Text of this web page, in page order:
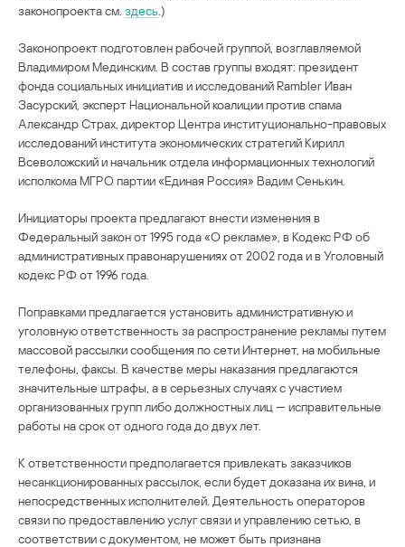
законопроекта см. здесь .)
Законопроект подготовлен рабочей группой, возглавляемой
Владимиром Мединским. В состав группы входят: президент
фонда социальных инициатив и исследований Rambler Иван
Засурский, эксперт Национальной коалиции против спама
Александр Страх, директор Центра институционально-правовых
исследований института экономических стратегий Кирилл
Всеволожский и начальник отдела информационных технологий
исполкома МГРО партии «Единая Россия» Вадим Сенькин.
Инициаторы проекта предлагают внести изменения в
Федеральный закон от 1995 года «О рекламе», в Кодекс РФ об
административных правонарушениях от 2002 года и в Уголовный
кодекс РФ от 1996 года.
Поправками предлагается установить административную и
уголовную ответственность за распространение рекламы путем
массовой рассылки сообщения по сети Интернет, на мобильные
телефоны, факсы. В качестве меры наказания предлагаются
значительные штрафы, а в серьезных случаях с участием
организованных групп либо должностных лиц — исправительные
работы на срок от одного года до двух лет.
К ответственности предполагается привлекать заказчиков
несанкционированных рассылок, если будет доказана их вина, и
непосредственных исполнителей. Деятельность операторов
связи по предоставлению услуг связи и управлению сетью, в
соответствии с документом, не может быть признана